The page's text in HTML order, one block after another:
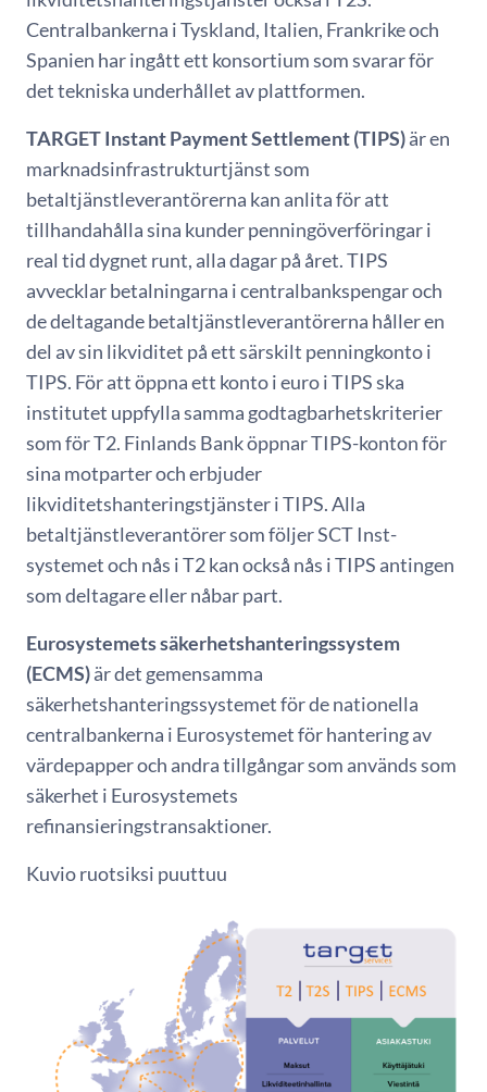
Centralbankerna i Tyskland, Italien, Frankrike och
Spanien har ingått ett konsortium som svarar för
det tekniska underhållet av plattformen.
TARGET Instant Payment Settlement (TIPS)är en
marknadsinfrastrukturtjänst som
betaltjänstleverantörerna kan anlita för att
tillhandahålla sina kunder penningöverföringar i
real tid dygnet runt, alla dagar på året. TIPS
avvecklar betalningarna i centralbankspengar och
de deltagande betaltjänstleverantörerna håller en
del av sin likviditet på ett särskilt penningkonto i
TIPS. För att öppna ett konto i euro i TIPS ska
institutet uppfylla samma godtagbarhetskriterier
som för T2. Finlands Bank öppnar TIPS-konton för
sina motparter och erbjuder
likviditetshanteringstjänster i TIPS. Alla
betaltjänstleverantörer som följer SCT Inst-
systemet och nås i T2 kan också nås i TIPS antingen
som deltagare eller nåbar part.
Eurosystemets säkerhetshanteringssystem
(ECMS)är det gemensamma
säkerhetshanteringssystemet för de nationella
centralbankerna i Eurosystemet för hantering av
värdepapper och andra tillgångar som används som
säkerhet i Eurosystemets
refinansieringstransaktioner.
Kuvio ruotsiksi puuttuu